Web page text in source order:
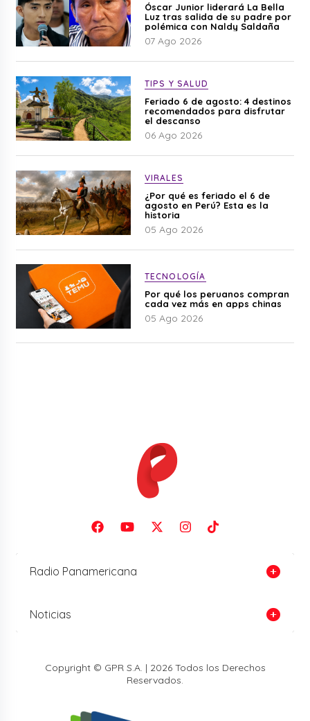
Óscar Junior liderará La Bella
Luz tras salida de su padre por
polémica con Naldy Saldaña
07 Ago 2026
TIPS Y SALUD
Feriado 6 de agosto: 4 destinos
recomendados para disfrutar
el descanso
06 Ago 2026
VIRALES
¿Por qué es feriado el 6 de
agosto en Perú? Esta es la
historia
05 Ago 2026
TECNOLOGÍA
Por qué los peruanos compran
cada vez más en apps chinas
05 Ago 2026
Radio Panamericana
Noticias
Copyright © GPR S.A. | 2026 Todos los Derechos
Reservados.